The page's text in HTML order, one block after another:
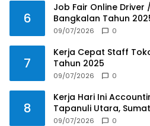
6
Job Fair Online
Bangkalan Tahun
09/07/2026 0
7
Kerja Cepat Staff
Tahun 2025
09/07/2026 0
8
Kerja Hari Ini
Tapanuli Utara,
09/07/2026 0